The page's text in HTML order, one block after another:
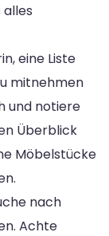
eine Liste
mitnehmen
und notiere
Überblick
Möbelstücke
nach
Achte